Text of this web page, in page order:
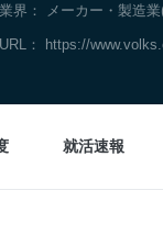
業界： メーカー・製造
URL： https://
就活速報